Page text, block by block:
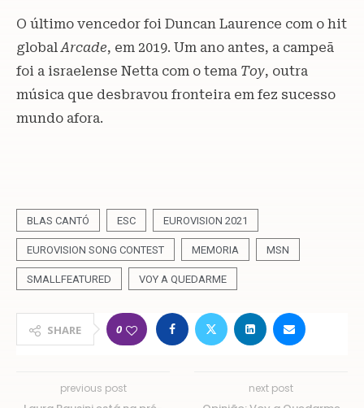
O último vencedor foi Duncan Laurence com o hit
globalArcade, em 2019. Um ano antes, a campeã
foi a israelense Netta com o tema Toy, outra
música que desbravou fronteira em fez sucesso
mundo afora.
BLAS CANTÓ ESC EUROVISION 2021
EUROVISION SONG CONTEST MEMORIA MSN
SMALLFEATURED VOY A QUEDARME
SHARE 0
previous post next post